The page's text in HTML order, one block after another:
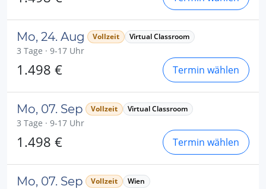
Mo, 24. Aug Vollzeit Virtual Classroom
3 Tage · 9-17 Uhr
1.498 € Termin wählen
Mo, 07. Sep Vollzeit Virtual Classroom
3 Tage · 9-17 Uhr
1.498 € Termin wählen
Mo, 07. Sep Vollzeit Wien